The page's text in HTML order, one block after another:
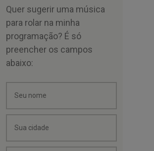
Quer sugerir uma música
para rolar na minha
programação? É só
preencher os campos
abaixo: